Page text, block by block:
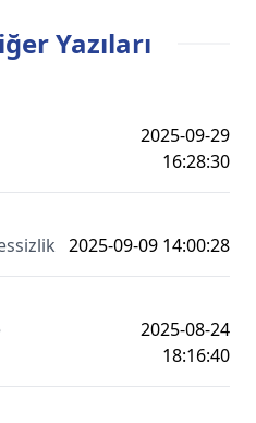
Yazıları
2025-09-29
16:28:30
2025-09-09 14:00:28
2025-08-24
18:16:40